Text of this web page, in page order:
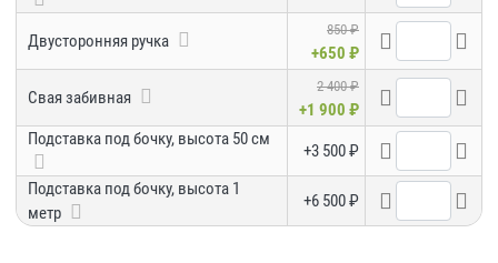
Двусторонняя ручка
850 ₽
+650 ₽
Свая забивная
2 400 ₽
+1 900 ₽
Подставка под бочку, высота 50 см
+3 500 ₽
Подставка под бочку, высота 1
метр
+6 500 ₽